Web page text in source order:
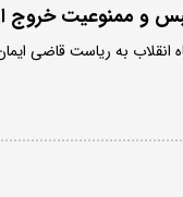
و ممنوعیت خروج از
جعفر پناهی گفت: شعبه 26 دادگاه